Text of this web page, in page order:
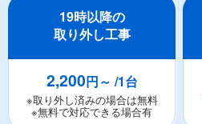
19時以降の
取り外し工事
2,200円～ /1台
※取り外し済みの場合は無料
※無料で対応できる場合有